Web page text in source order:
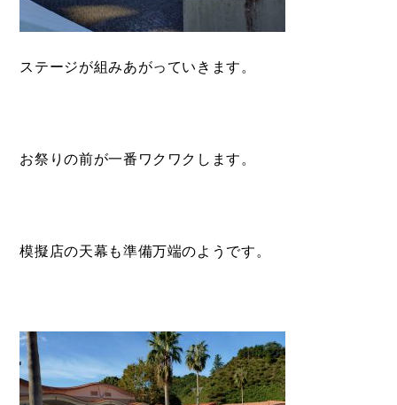
ステージが組みあがっていきます。
お祭りの前が一番ワクワクします。
模擬店の天幕も準備万端のようです。